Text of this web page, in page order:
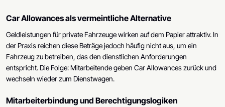
Car Allowances als vermeintliche Alternative
Geldleistungen für private Fahrzeuge wirken auf dem Papier attraktiv. In
der Praxis reichen diese Beträge jedoch häufig nicht aus, um ein
Fahrzeug zu betreiben, das den dienstlichen Anforderungen
entspricht. Die Folge: Mitarbeitende geben Car Allowances zurück und
wechseln wieder zum Dienstwagen.
Mitarbeiterbindung und Berechtigungslogiken